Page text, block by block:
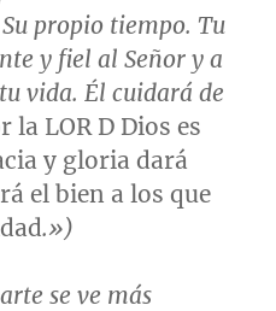
propio tiempo. Tu
y fiel al Señor y a
vida. Él cuidará de
la LOR D Dios es
y gloria dará
el bien a los que
.»)
se ve más